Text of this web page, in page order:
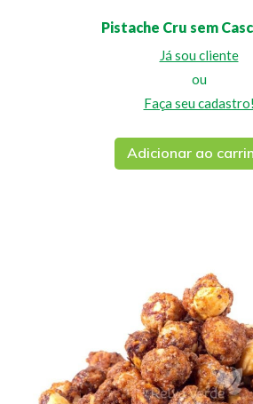
Pistache Cru sem
Já sou cliente
ou
Faça seu cadastro!
Adicionar ao